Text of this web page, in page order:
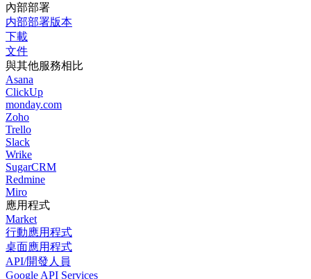
內部部署
内部部署版本
下載
文件
與其他服務相比
Asana
ClickUp
monday.com
Zoho
Trello
Slack
Wrike
SugarCRM
Redmine
Miro
應用程式
Market
行動應用程式
桌面應用程式
API/開發人員
Google API Services